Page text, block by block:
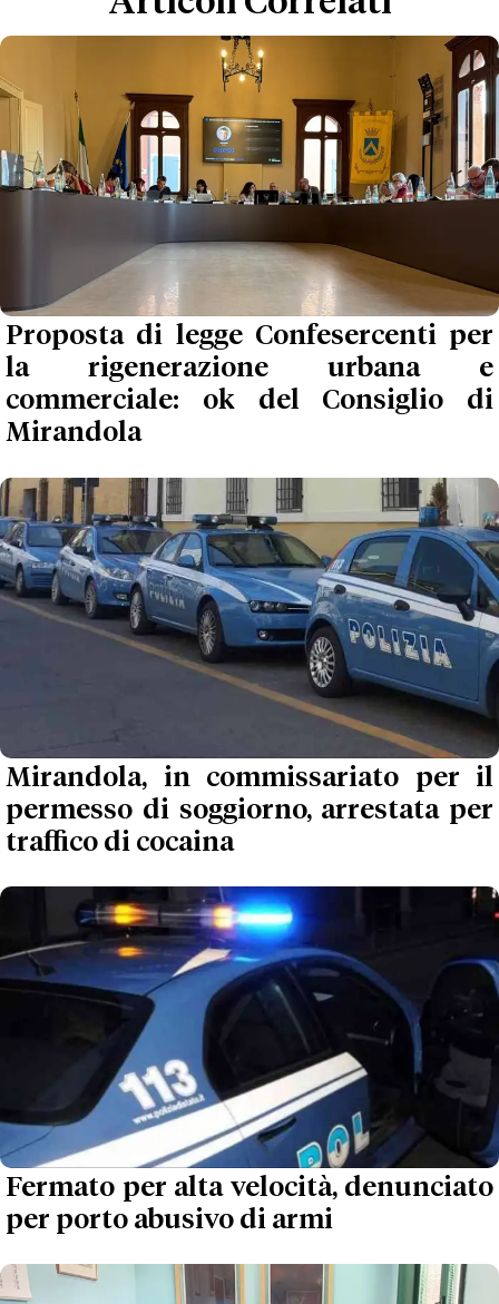
Proposta di legge Confesercenti per
la rigenerazione urbana e
commerciale: ok del Consiglio di
Mirandola
Mirandola, in commissariato per il
permesso di soggiorno, arrestata per
traffico di cocaina
Fermato per alta velocità, denunciato
per porto abusivo di armi